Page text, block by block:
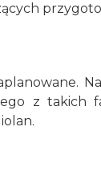
z takich